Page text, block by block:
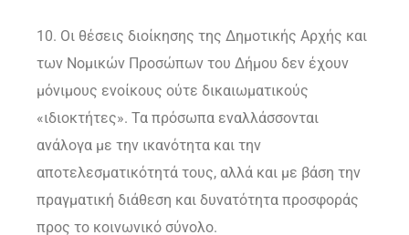
10. Οι θέσεις διοίκησης της Δημοτικής Αρχής και
των Νομικών Προσώπων του Δήμου δεν έχουν
μόνιμους ενοίκους ούτε δικαιωματικούς
«ιδιοκτήτες». Τα πρόσωπα εναλλάσσονται
ανάλογα με την ικανότητα και την
αποτελεσματικότητά τους, αλλά και με βάση την
πραγματική διάθεση και δυνατότητα προσφοράς
προς το κοινωνικό σύνολο.